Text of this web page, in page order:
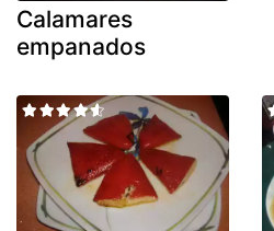
Calamares
empanados